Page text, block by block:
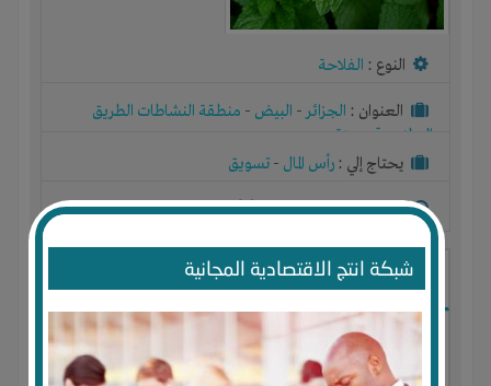
شبكة انتج الاقتصادية المجانية
النوع : الفلاحة
العنوان : الجزائر- البيض - منطقة النشاطات الطريق
الوطني رقم ستة
يحتاج إلي : رأس المال - تسويق
آخر نشاط :منذ 8 اشهر عدد الاعضاء : 0 الأعضاء
انتاج زيت اركان ومواد تجميل طبيعية